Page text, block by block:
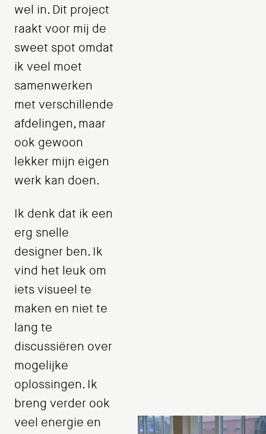
wel in. Dit project
raakt voor mij de
sweet spot omdat
ik veel moet
samenwerken
met verschillende
afdelingen, maar
ook gewoon
lekker mijn eigen
werk kan doen.
Ik denk dat ik een
erg snelle
designer ben. Ik
vind het leuk om
iets visueel te
maken en niet te
lang te
discussiëren over
mogelijke
oplossingen. Ik
breng verder ook
veel energie en